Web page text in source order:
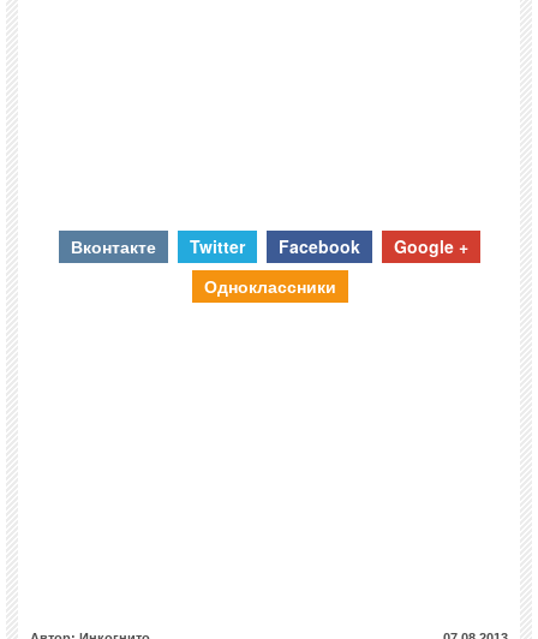
Вконтакте Twitter Facebook
Google +
Одноклассники